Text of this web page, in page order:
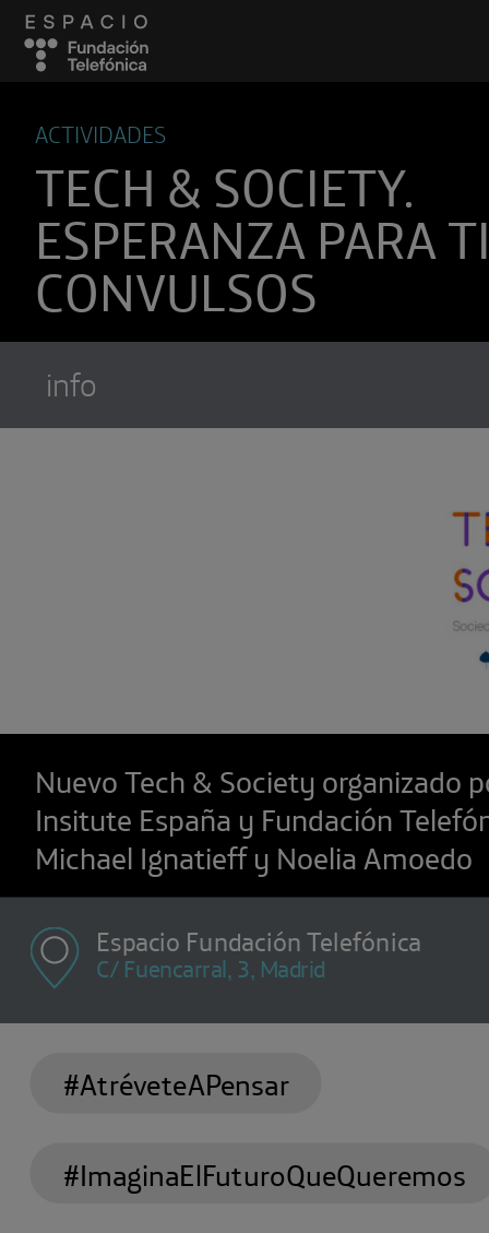
ACTIVIDADES
TECH & SOCIETY.
ESPERANZA PARA
CONVULSOS
info
Nuevo Tech & Society organizado
Insitute España y Fundación
Michael Ignatieff y Noelia Amoedo
Espacio Fundación Telefónica
C/ Fuencarral, 3, Madrid
#AtréveteAPensar
#ImaginaElFuturoQueQueremos